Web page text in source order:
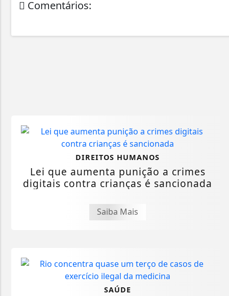
Comentários:
DIREITOS HUMANOS
Lei que aumenta punição a crimes
digitais contra crianças é sancionada
Saiba Mais
SAÚDE